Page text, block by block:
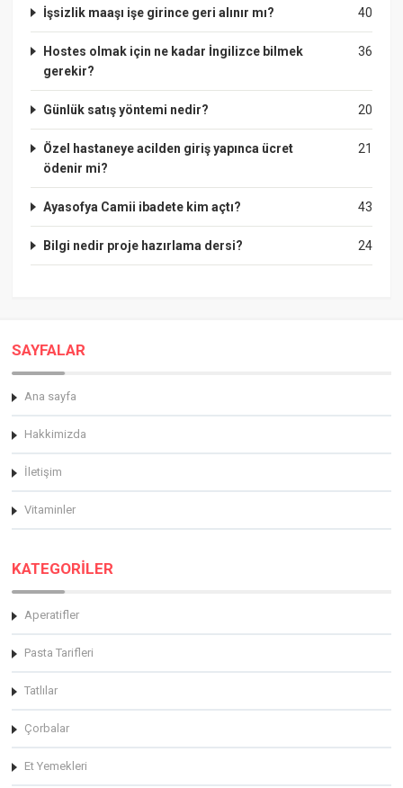
40
İşsizlik maaşı işe girince geri alınır mı?
36
Hostes olmak için ne kadar İngilizce bilmek
gerekir?
20
Günlük satış yöntemi nedir?
21
Özel hastaneye acilden giriş yapınca ücret
ödenir mi?
43
Ayasofya Camii ibadete kim açtı?
24
Bilgi nedir proje hazırlama dersi?
SAYFALAR
Ana sayfa
Hakkimizda
İletişim
Vitaminler
KATEGORİLER
Aperatifler
Pasta Tarifleri
Tatlılar
Çorbalar
Et Yemekleri